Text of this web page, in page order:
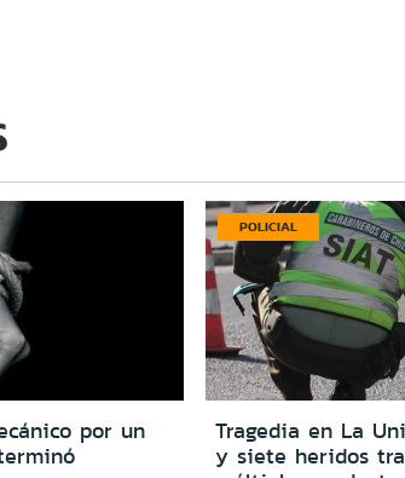
por un
POLICIAL
Tragedia en La
y siete heridos